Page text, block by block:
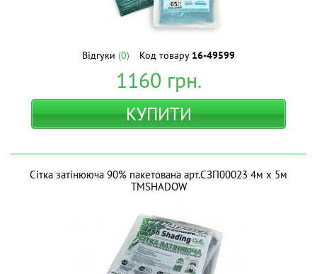
Відгуки (0) Код товару 16-49599
1160 грн.
КУПИТИ
Сітка затінююча 90% пакетована арт.СЗП00023 4м х 5м
ТМSHADOW